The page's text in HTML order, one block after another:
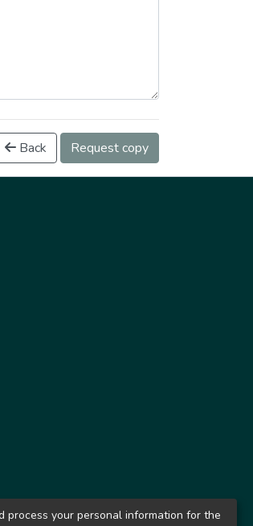
Back Request copy
process your personal information for the